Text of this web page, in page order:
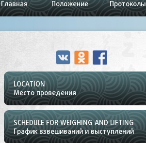
Главная
Положение
Протоколы
LOCATION
Место проведения
SCHEDULE FOR WEIGHING AND LIFTING
График взвешиваний и выступлений